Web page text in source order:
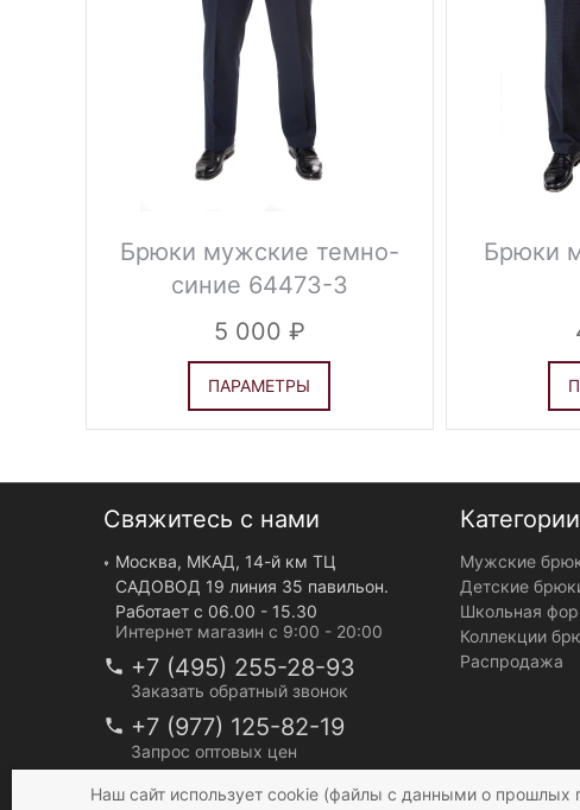
Брюки мужские темно-
синие 64473-3
5 000
ПАРАМЕТРЫ
Брюки
Свяжитесь с нами
Москва, МКАД, 14-й км ТЦ
САДОВОД 19 линия 35 павильон.
Работает с 06.00 - 15.30
Интернет магазин с 9:00 - 20:00
+7 (495) 255-28-93
Заказать обратный звонок
+7 (977) 125-82-19
Запрос оптовых цен
info@mir-bruk.ru
Категории
Мужские
Детские
Школьная
Коллекции
Распродажа
Наш сайт использует cookie (файлы с данными о прошлых